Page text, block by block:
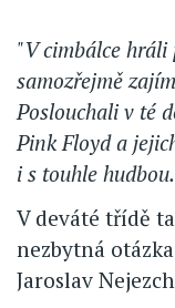
"V cimbálce
samozřejmě
Poslouchali v té
Pink Floyd a
i s touhle
V deváté třídě
nezbytná
Jaroslav